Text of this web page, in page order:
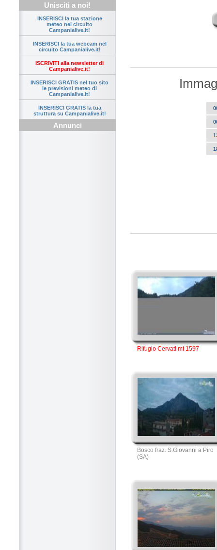
Unisciti a noi!
INSERISCI la tua stazione
meteo nel circuito
Campanialive.it!
INSERISCI la tua webcam nel
circuito Campanialive.it!
ISCRIVITI alla newsletter di
Campanialive.it!
INSERISCI GRATIS nel tuo sito
le previsioni meteo di
Campanialive.it!
INSERISCI GRATIS la tua
struttura su Campanialive.it!
Annunci
Rifugio Cervati mt 1597
Bosco fraz. S.Giovanni a Piro
(SA)